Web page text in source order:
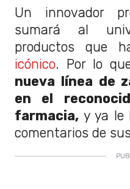
Un innovador
sumará al
productos que
icónico. Por lo
nueva línea de
en el
farmacia, y ya le
comentarios de